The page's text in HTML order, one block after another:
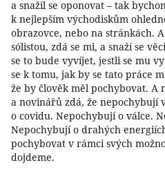
a snažil se oponovat – tak
k nejlepším východiskům
obrazovce, nebo na stránkách.
sólistou, zdá se mi, a snaží se
se to bude vyvíjet, jestli se mu
se k tomu, jak by se tato práce
že by člověk měl pochybovat. A
a novinářů zdá, že nepochybují
o covidu. Nepochybují o válce.
Nepochybují o drahých
pochybovat v rámci svých
dojdeme.